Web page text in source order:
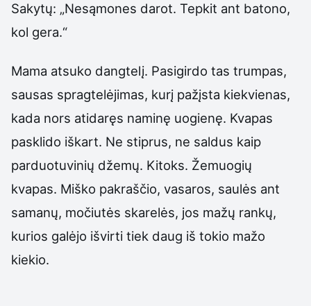
Sakytų: „Nesąmones darot. Tepkit ant batono,
kol gera.“
Mama atsuko dangtelį. Pasigirdo tas trumpas,
sausas spragtelėjimas, kurį pažįsta kiekvienas,
kada nors atidaręs naminę uogienę. Kvapas
pasklido iškart. Ne stiprus, ne saldus kaip
parduotuvinių džemų. Kitoks. Žemuogių
kvapas. Miško pakraščio, vasaros, saulės ant
samanų, močiutės skarelės, jos mažų rankų,
kurios galėjo išvirti tiek daug iš tokio mažo
kiekio.